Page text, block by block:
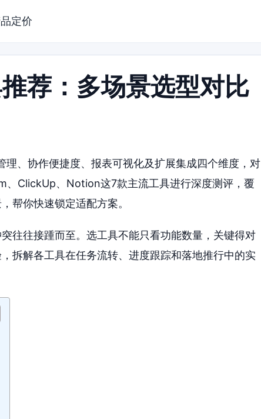
定价
荐：多场景选型对比
、协作便捷度、报表可视化及扩展集成四个维度，对
ClickUp、Notion这7款主流工具进行深度测评，覆
帮你快速锁定适配方案。
往往接踵而至。选工具不能只看功能数量，关键得对
拆解各工具在任务流转、进度跟踪和落地推行中的实